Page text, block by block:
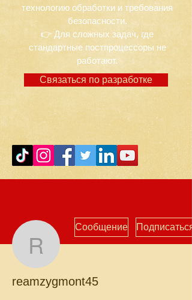
технологию обработки и требования
безопасности.
👉 Для сложных задач, где
стандартные постпроцессоры не
работают.
Связаться по разработке
reamzygmont45
Сообщение Подписаться
reamzygmont45